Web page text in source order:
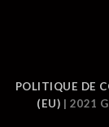
POLITIQUE DE
(EU) | 2021